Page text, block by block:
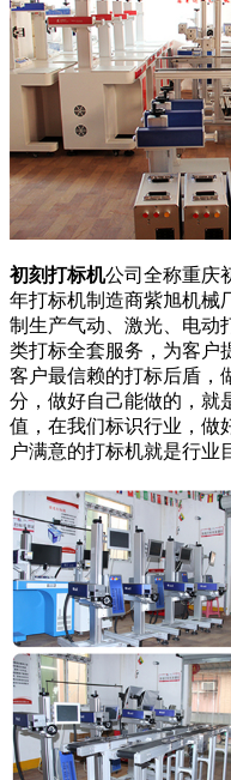
初刻打标机公司全称重庆
年打标机制造商紫旭机械
制生产气动、激光、电动
类打标全套服务，为客户
客户最信赖的打标后盾，
分，做好自己能做的，就
值，在我们标识行业，做
户满意的打标机就是行业